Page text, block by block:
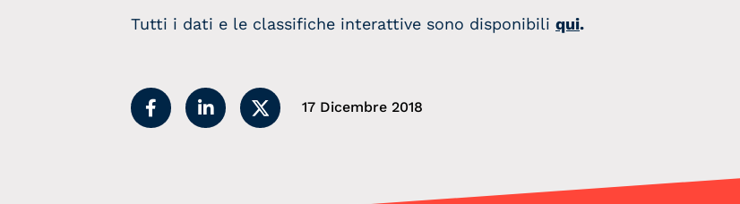
Tutti i dati e le classifiche interattive sono disponibili qui.
17 Dicembre 2018